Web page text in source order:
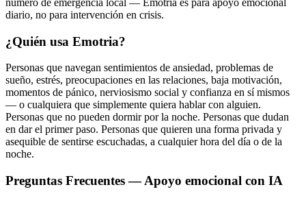
número de emergencia local — Emotria es para apoyo emocional
diario, no para intervención en crisis.
¿Quién usa Emotria?
Personas que navegan sentimientos de ansiedad, problemas de
sueño, estrés, preocupaciones en las relaciones, baja motivación,
momentos de pánico, nerviosismo social y confianza en sí mismos
— o cualquiera que simplemente quiera hablar con alguien.
Personas que no pueden dormir por la noche. Personas que dudan
en dar el primer paso. Personas que quieren una forma privada y
asequible de sentirse escuchadas, a cualquier hora del día o de la
noche.
Preguntas Frecuentes — Apoyo emocional con IA